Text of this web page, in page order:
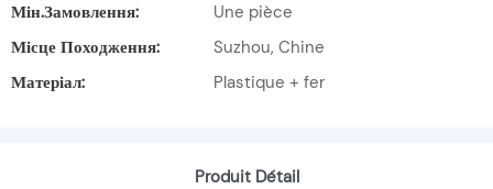
Мін.замовлення:
Une pièce
Місце Походження:
Suzhou, Chine
Матеріал:
Plastique + fer
Produit Détail